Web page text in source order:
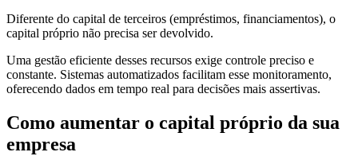
Diferente do capital de terceiros (empréstimos, financiamentos), o
capital próprio não precisa ser devolvido.
Uma gestão eficiente desses recursos exige controle preciso e
constante. Sistemas automatizados facilitam esse monitoramento,
oferecendo dados em tempo real para decisões mais assertivas.
Como aumentar o capital próprio da sua
empresa